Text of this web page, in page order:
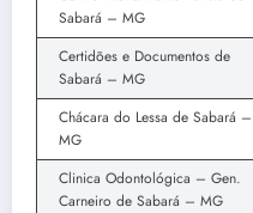
Sabará – MG
Certidões e Documentos de
Sabará – MG
Chácara do Lessa de Sabará –
MG
Clinica Odontológica – Gen.
Carneiro de Sabará – MG